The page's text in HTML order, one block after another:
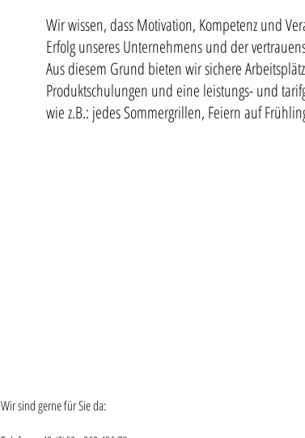
Wir wissen, dass Motivation, Kompetenz und
Erfolg unseres Unternehmens und der
Aus diesem Grund bieten wir sichere
Produktschulungen und eine leistungs- und
wie z.B.: jedes Sommergrillen, Feiern auf
Wir sind gerne für Sie da: